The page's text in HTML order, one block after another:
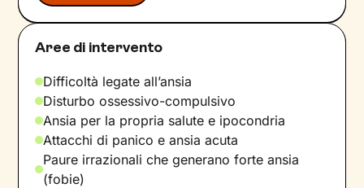
Aree di intervento
Difficoltà legate all’ansia
Disturbo ossessivo-compulsivo
Ansia per la propria salute e ipocondria
Attacchi di panico e ansia acuta
Paure irrazionali che generano forte ansia
(fobie)